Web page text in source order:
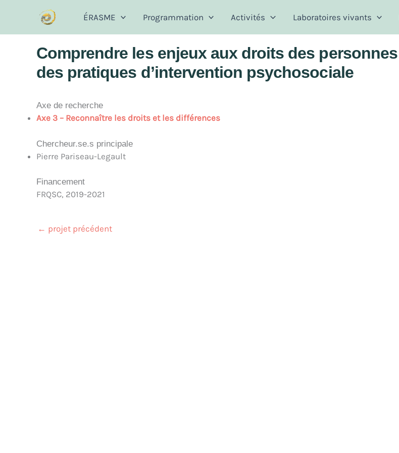
ÉRASME Programmation Activités Laboratoires vivants
Comprendre les enjeux aux droits des
des pratiques d’intervention psychosociale
Axe de recherche
Axe 3 – Reconnaître les droits et les différences
Chercheur.se.s principale
Pierre Pariseau-Legault
Financement
FRQSC, 2019-2021
← projet précédent